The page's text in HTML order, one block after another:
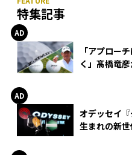
特集記事
「アプロー
く」髙橋竜
オデッセイ
生まれの新